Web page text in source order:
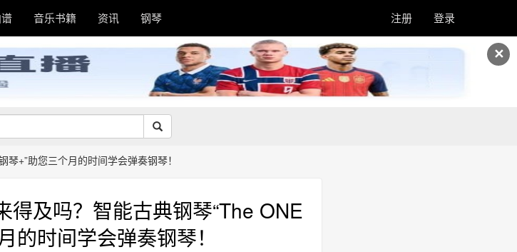
✕
音乐书籍 资讯 钢琴 注册 登录
+”助您三个月的时间学会弹奏钢琴！
得及吗？智能古典钢琴“The ONE
的时间学会弹奏钢琴！